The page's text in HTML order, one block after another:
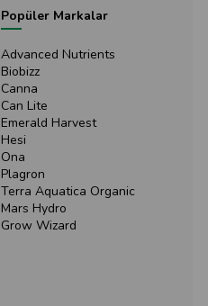
Popüler Markalar
Advanced Nutrients
Biobizz
Canna
Can Lite
Emerald Harvest
Hesi
Ona
Plagron
Terra Aquatica Organic
Mars Hydro
Grow Wizard